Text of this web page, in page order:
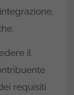
il
requisiti